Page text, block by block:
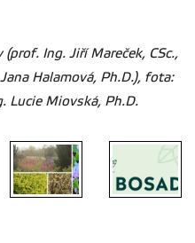
Ing. Jiří Mareček, CSc.,
Halamová, Ph.D.), fota:
Lucie Miovská, Ph.D.